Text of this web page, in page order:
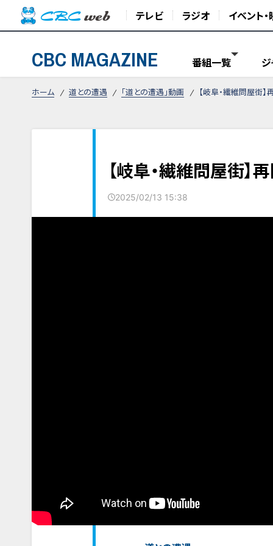
テレビ ラジオ イベント
CBC MAGAZINE 番組一覧
ホーム 道との遭遇 「道との遭遇」動画 【岐阜・繊維問屋街
【岐阜・繊維問屋街
2025/02/13 15:38